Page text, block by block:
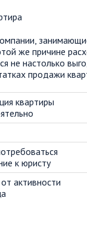
же причине
не настолько
продажи
квартиры
к юристу
активности